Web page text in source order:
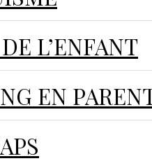
L’ENFANT
EN